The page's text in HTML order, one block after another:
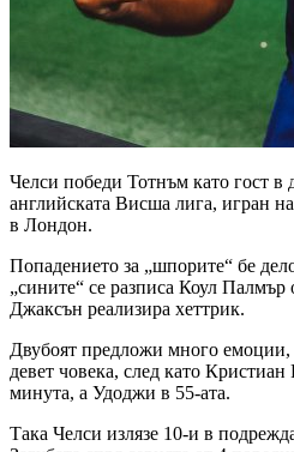
Челси победи Тотнъм като гост в
английската Висша лига, игран
в Лондон.
Попадението за „шпорите“ бе
„сините“ се разписа Коул Палмър
Джаксън реализира хеттрик.
Двубоят предложи много
девет човека, след като
минута, а Удоджи в 55-ата.
Tака Челси излязе 10-и в